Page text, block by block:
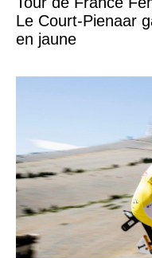
Le Court-Pienaar
en jaune